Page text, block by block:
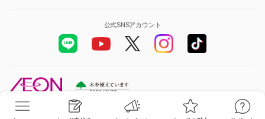
All Rights Reserved.Copyright© AEON Financial Service Co.,Ltd.
公式SNSアカウント